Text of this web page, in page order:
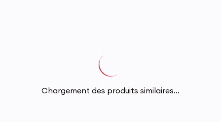
Chargement des produits similaires...